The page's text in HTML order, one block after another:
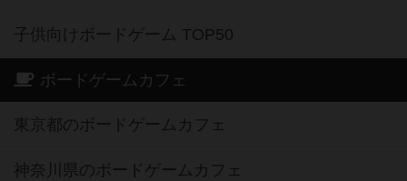
子供向けボードゲーム TOP50
ボードゲームカフェ
東京都のボードゲームカフェ
神奈川県のボードゲームカフェ